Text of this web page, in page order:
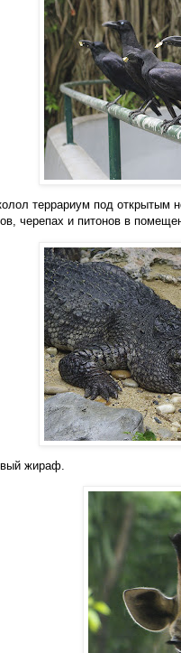
террариум под открытым
черепах и питонов в
жираф.